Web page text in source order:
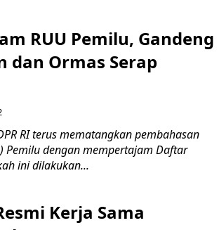
RUU Pemilu, Gandeng
dan Ormas Serap
RI terus mematangkan pembahasan
Pemilu dengan mempertajam Daftar
ini dilakukan...
Kerja Sama